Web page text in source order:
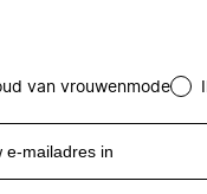
van vrouwenmode